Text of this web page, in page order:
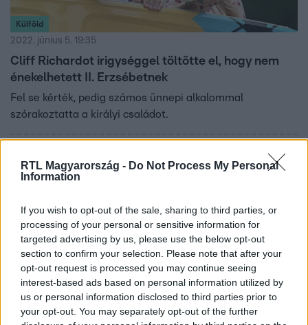
RTL Magyarország - Do Not Process My Personal
Information
If you wish to opt-out of the sale, sharing to third parties, or
processing of your personal or sensitive information for
targeted advertising by us, please use the below opt-out
section to confirm your selection. Please note that after your
opt-out request is processed you may continue seeing
interest-based ads based on personal information utilized by
us or personal information disclosed to third parties prior to
your opt-out. You may separately opt-out of the further
Külföld
2022. június 5. 19:35
Cliff Richardot irigységgel töltötte el, hogy nem
énekelhetett II. Erzsébetnek
Fel se kérték, pedig számos ünnepi alkalommal
szórakoztatta a királyi családot.
2022. június 5. 16:41